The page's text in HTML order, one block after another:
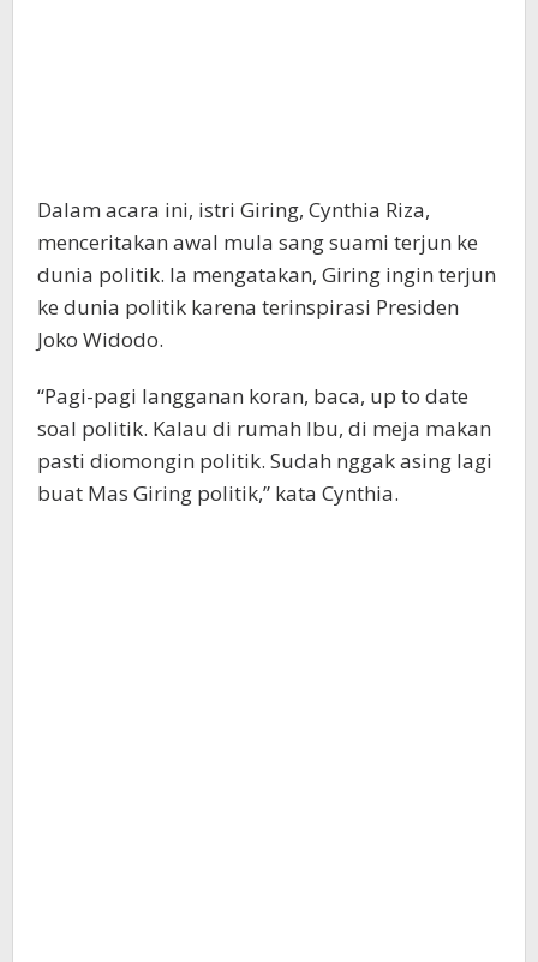
Dalam acara ini, istri Giring, Cynthia Riza,
menceritakan awal mula sang suami terjun ke
dunia politik. Ia mengatakan, Giring ingin terjun
ke dunia politik karena terinspirasi Presiden
Joko Widodo.
“Pagi-pagi langganan koran, baca, up to date
soal politik. Kalau di rumah Ibu, di meja makan
pasti diomongin politik. Sudah nggak asing lagi
buat Mas Giring politik,” kata Cynthia.